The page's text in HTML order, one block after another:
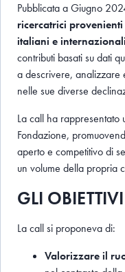
Pubblicata a Giugno
ricercatrici
italiani e internazionali
contributi basati su dati
a descrivere, analizzare
nelle sue diverse
La call ha rappresentato
Fondazione,
aperto e competitivo di
un volume della propria
GLI OBIETTIVI
La call si proponeva di:
Valorizzare il